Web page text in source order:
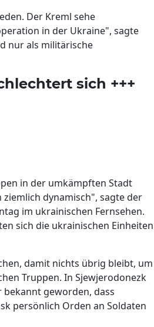
Der Kreml sehe
in der Ukraine", sagte
nur als militärische
sich +++
in der umkämpften Stadt
dynamisch", sagte der
im ukrainischen Fernsehen.
sich die ukrainischen Einheiten
damit nichts übrig bleibt, um
Truppen. In Sjewjerodonezk
bekannt geworden, dass
persönlich Orden an Soldaten